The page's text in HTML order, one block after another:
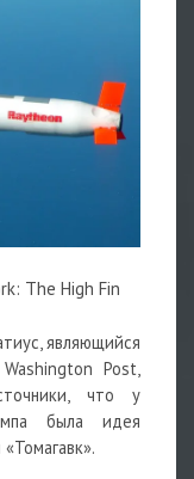
The High Fin
являющийся
Post,
что у
была идея
«Томагавк».